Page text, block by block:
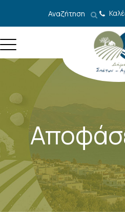
Αναζήτηση